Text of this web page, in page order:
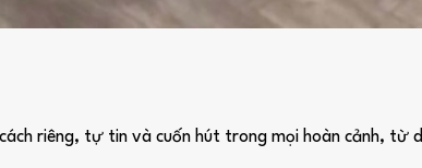
riêng, tự tin và cuốn hút trong mọi hoàn cảnh, từ